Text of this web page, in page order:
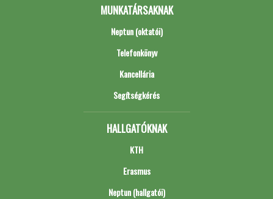
MUNKATÁRSAKNAK
Neptun (oktatói)
Telefonkönyv
Kancellária
Segítségkérés
HALLGATÓKNAK
KTH
Erasmus
Neptun (hallgatói)